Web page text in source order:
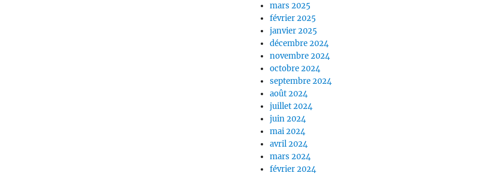
mars 2025
février 2025
janvier 2025
décembre 2024
novembre 2024
octobre 2024
septembre 2024
août 2024
juillet 2024
juin 2024
mai 2024
avril 2024
mars 2024
février 2024